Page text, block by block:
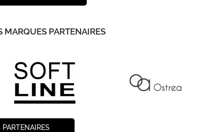
MARQUES PARTENAIRES
PARTENAIRES